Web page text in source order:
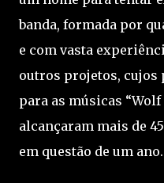
banda, formada por
e com vasta
outros projetos,
para as músicas “Wolf
alcançaram mais de
em questão de um ano.